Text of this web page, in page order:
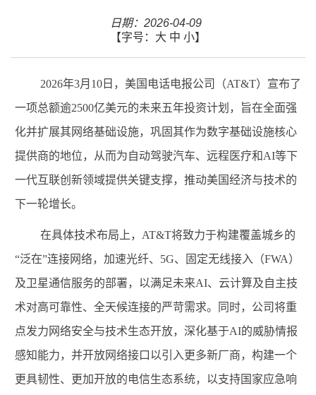
日期：2026-04-09
【字号： 大 中 小】
2026年3月 10 日，美国电话电报公司（AT&T）宣布了
一项总额逾2500亿美元的未来五年投资计划，旨在全面强
化并扩展其网络基础设施，巩固其作为数字基础设施核心
提供商的地位，从而为自动驾驶汽车、远程医疗和AI等下
一代互联创新领域提供关键支撑，推动美国经济与技术的
下一轮增长。
在具体技术布局上， AT&T将致力于构建覆盖城乡的
“泛在”连接网络，加速光纤、 5G、固定无线接入（FWA）
及卫星通信服务的部署，以满足未来AI、云计算及自主技
术对高可靠性、全天候连接的严苛需求。同时，公司将重
点发力网络安全与技术生态开放，深化基于AI的威胁情报
感知能力，并开放网络接口以引入更多新厂商，构建一个
更具韧性、更加开放的电信生态系统，以支持国家应急响